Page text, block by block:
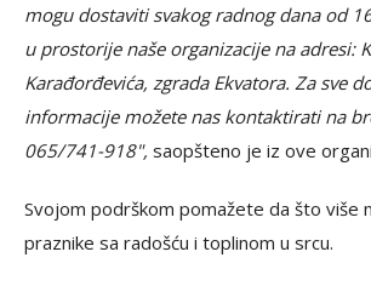
mogu dostaviti svakog radnog dana od
u prostorije naše organizacije na adresi:
Karađorđevića, zgrada Ekvatora. Za sve
informacije možete nas kontaktirati na
065/741-918", saopšteno je iz ove
Svojom podrškom pomažete da što više
praznike sa radošću i toplinom u srcu.